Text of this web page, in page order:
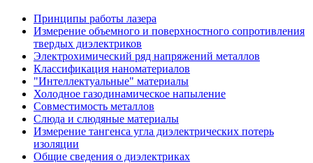
Принципы работы лазера
Измерение объемного и поверхностного сопротивления
твердых диэлектриков
Электрохимический ряд напряжений металлов
Классификация наноматериалов
"Интеллектуальные" материалы
Холодное газодинамическое напыление
Совместимость металлов
Слюда и слюдяные материалы
Измерение тангенса угла диэлектрических потерь
изоляции
Общие сведения о диэлектриках